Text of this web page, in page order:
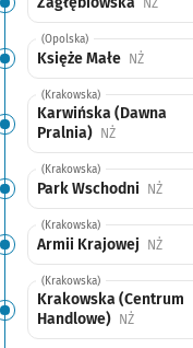
(Opolska)
Księże Małe NŻ
(Krakowska)
Karwińska (Dawna
Pralnia)
NŻPrzystanek
(Krakowska)
Park Wschodni NŻ
(Krakowska)
Armii Krajowej NŻ
(Krakowska)
Krakowska (Centrum
Handlowe)
NŻ